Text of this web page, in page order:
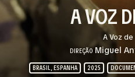
A VOZ
A Voz de
DIREÇÃO Miguel
BRASIL, ESPANHA 2025